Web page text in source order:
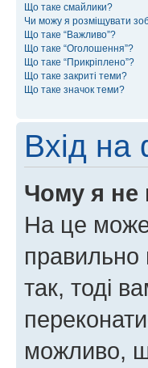
Що таке смайлики?
Чи можу я розміщувати
Що таке “Важливо”?
Що таке “Оголошення”?
Що таке “Прикріплено”?
Що таке закриті теми?
Що таке значок теми?
Вхід на
Чому я не
На це може
правильно
так, тоді
можливо,